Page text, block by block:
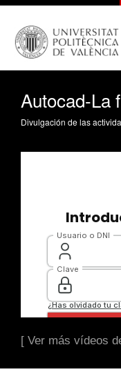
Autocad-La
[ Ver más vídeos